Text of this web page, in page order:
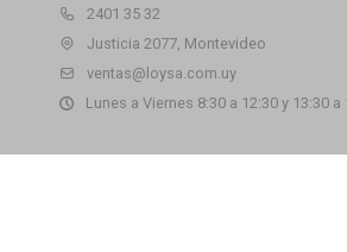
2401 35 32
Justicia 2077, Montevideo
ventas@loysa.com.uy
Lunes a Viernes 8:30 a 12:30 y 13:30